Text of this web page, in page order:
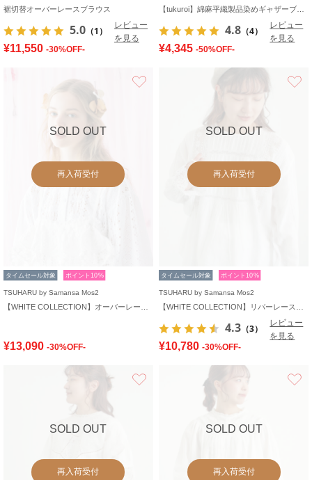
裾切替オーバーレースブラウス
5.0 （1）
レビュー
を見る
¥11,550 -30%OFF-
4.8 （4）
レビュー
を見る
¥4,345 -50%OFF-
SOLD OUT
再入荷受付
タイムセール対象 ポイント10%
TSUHARU by Samansa Mos2
¥13,090 -30%OFF-
SOLD OUT
再入荷受付
タイムセール対象 ポイント10%
TSUHARU by Samansa Mos2
4.3 （3）
レビュー
を見る
¥10,780 -30%OFF-
SOLD OUT
再入荷受付
SOLD OUT
再入荷受付